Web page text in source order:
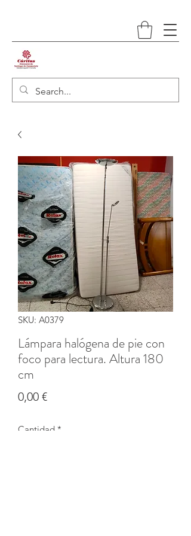
SKU: A0379
Lámpara halógena de pie con
foco para lectura. Altura 180
cm
0,00 €Precio
Cantidad *